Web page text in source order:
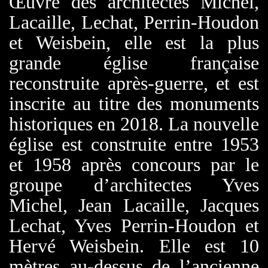
Lacaille, Lechat, Perrin-Houdon
et Weisbein, elle est la plus
grande église française
reconstruite après-guerre, et est
inscrite au titre des monuments
historiques en 2018. La nouvelle
église est construite entre 1953
et 1958 après concours par le
groupe d’architectes Yves
Michel, Jean Lacaille, Jacques
Lechat, Yves Perrin-Houdon et
Hervé Weisbein. Elle est 10